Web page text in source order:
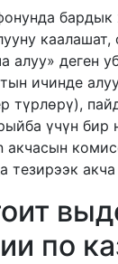
алуу» деген
ичинде
түрлөрү),
үчүн бир
акчасын
тезирээк
по